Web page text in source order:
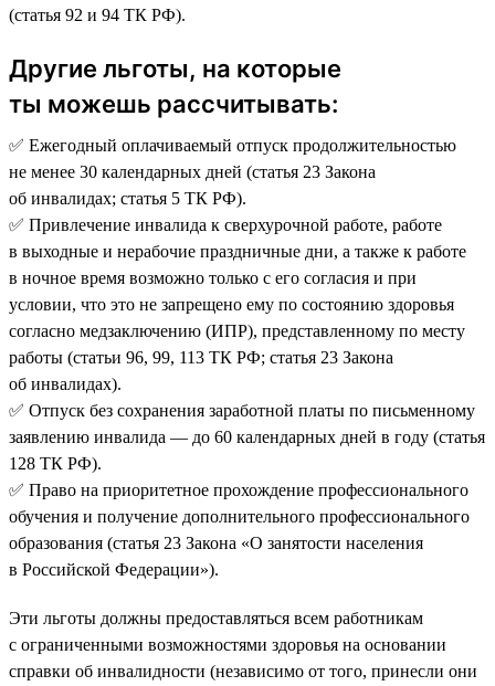
(статья 92 и 94 ТК РФ).
Другие льготы, на которые
ты можешь рассчитывать:
✅ Ежегодный оплачиваемый отпуск продолжительностью
не менее 30 календарных дней (статья 23 Закона
об инвалидах; статья 5 ТК РФ).
✅ Привлечение инвалида к сверхурочной работе, работе
в выходные и нерабочие праздничные дни, а также к работе
в ночное время возможно только с его согласия и при
условии, что это не запрещено ему по состоянию здоровья
согласно медзаключению (ИПР), представленному по месту
работы (статьи 96, 99, 113 ТК РФ; статья 23 Закона
об инвалидах).
✅ Отпуск без сохранения заработной платы по письменному
заявлению инвалида — до 60 календарных дней в году (статья
128 ТК РФ).
✅ Право на приоритетное прохождение профессионального
обучения и получение дополнительного профессионального
образования (статья 23 Закона «О занятости населения
в Российской Федерации»).
Эти льготы должны предоставляться всем работникам
с ограниченными возможностями здоровья на основании
справки об инвалидности (независимо от того, принесли они